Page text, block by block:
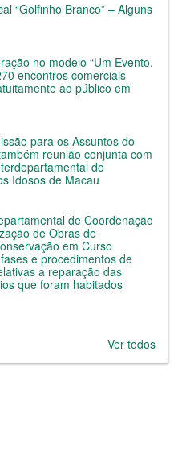
“Golfinho Branco” – Alguns
no modelo “Um Evento,
encontros comerciais
ao público em
para os Assuntos do
reunião conjunta com
do
Idosos de Macau
de Coordenação
de Obras de
em Curso
e procedimentos de
a reparação das
que foram habitados
Ver todos